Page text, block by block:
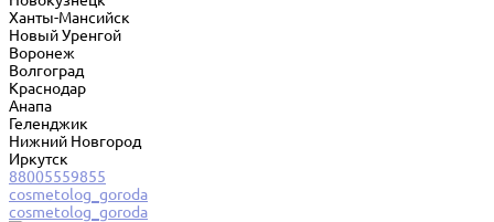
Ханты-Мансийск
Новый Уренгой
Воронеж
Волгоград
Краснодар
Анапа
Геленджик
Нижний Новгород
Иркутск
88005559855
cosmetolog_goroda
cosmetolog_goroda